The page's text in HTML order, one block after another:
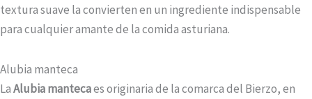
textura suave la convierten en un ingrediente indispensable
para cualquier amante de la comida asturiana.
Alubia manteca
LaAlubia mantecaes originaria de la comarca del Bierzo, en